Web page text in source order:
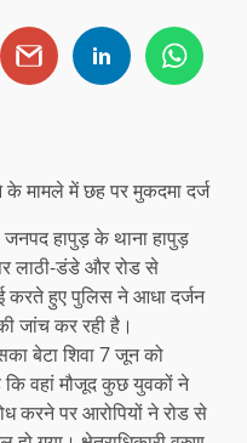
मामले में छह पर मुकदमा दर्ज
हापुड़ के थाना हापुड़
लाठी-डंडे और रोड से
करते हुए पुलिस ने आधा दर्जन
जांच कर रही है।
बेटा शिवा 7 जून को
कि वहां मौजूद कुछ युवकों ने
करने पर आरोपियों ने रोड से